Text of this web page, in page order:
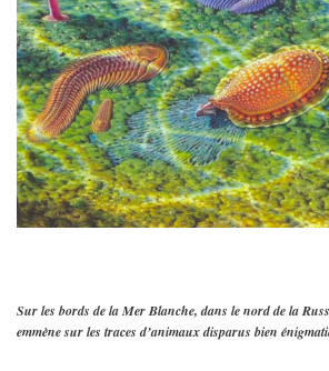
Sur les bords de la Mer Blanche, dans le nord de la
emmène sur les traces d’animaux disparus bien